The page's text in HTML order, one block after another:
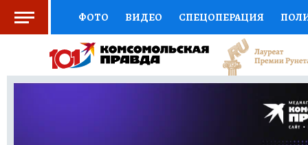
ФОТО ВИДЕО СПЕЦОПЕРАЦИЯ
СОЦПОДДЕРЖКА НАУКА СПОРТ
ВЫБОР ЭКСПЕРТОВ ДОКТОР
ПРОГНОЗЫ НА СПОРТ